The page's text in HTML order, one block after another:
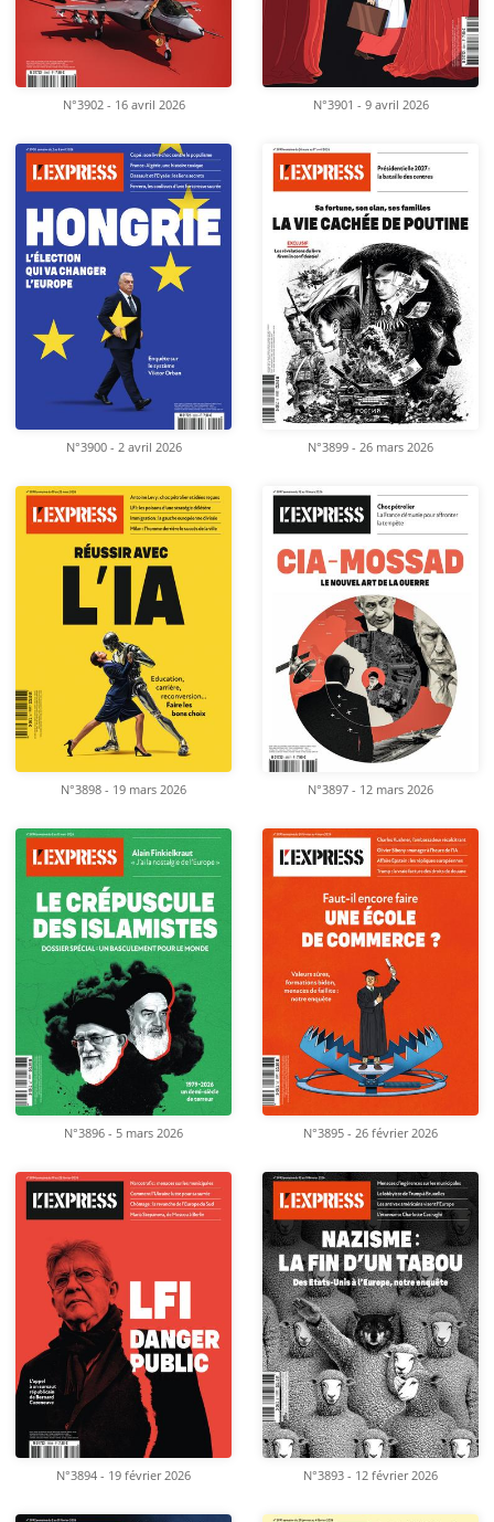
N°3902 - 16 avril 2026 N°3901 - 9 avril 2026
N°3900 - 2 avril 2026 N°3899 - 26 mars 2026
N°3898 - 19 mars 2026 N°3897 - 12 mars 2026
N°3896 - 5 mars 2026 N°3895 - 26 février 2026
N°3894 - 19 février 2026 N°3893 - 12 février 2026